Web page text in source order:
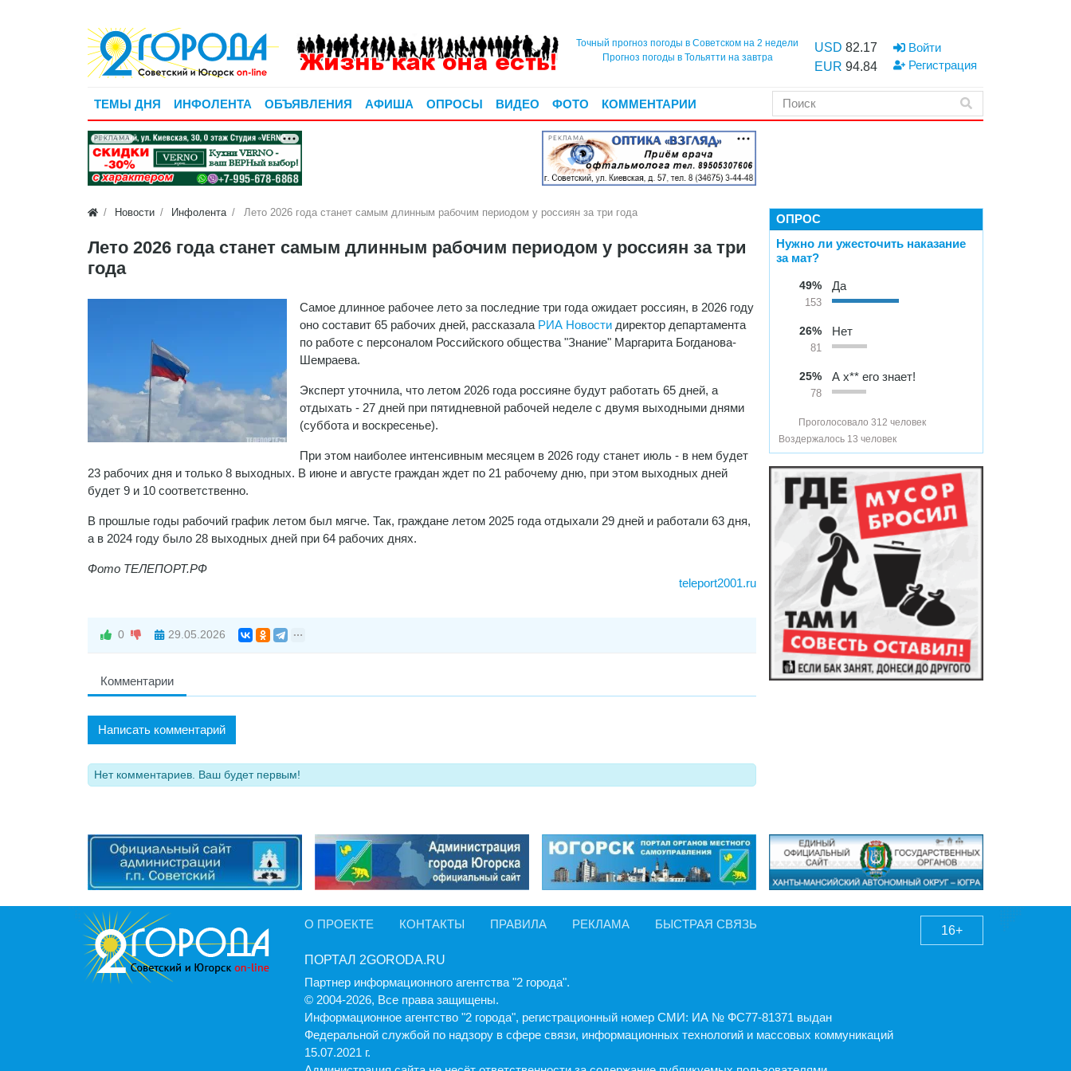
Точный прогноз погоды в Советском на 2 недели
Прогноз погоды в Тольятти на завтра
USD 82.17
EUR 94.84
Войти
Регистрация
ТЕМЫ ДНЯ ИНФОЛЕНТА ОБЪЯВЛЕНИЯ АФИША ОПРОСЫ ВИДЕО ФОТО КОММЕНТАРИИ
РЕКЛАМА РЕКЛАМА
Новости Инфолента Лето 2026 года станет самым длинным рабочим периодом у россиян за три года
Лето 2026 года станет самым длинным рабочим периодом у россиян за три
года
Самое длинное рабочее лето за последние три года ожидает россиян, в 2026 году
оно составит 65 рабочих дней, рассказала РИА Новости директор департамента
по работе с персоналом Российского общества "Знание" Маргарита Богданова-
Шемраева.
Эксперт уточнила, что летом 2026 года россияне будут работать 65 дней, а
отдыхать - 27 дней при пятидневной рабочей неделе с двумя выходными днями
(суббота и воскресенье).
При этом наиболее интенсивным месяцем в 2026 году станет июль - в нем будет
23 рабочих дня и только 8 выходных. В июне и августе граждан ждет по 21 рабочему дню, при этом выходных дней
будет 9 и 10 соответственно.
В прошлые годы рабочий график летом был мягче. Так, граждане летом 2025 года отдыхали 29 дней и работали 63 дня,
а в 2024 году было 28 выходных дней при 64 рабочих днях.
Фото ТЕЛЕПОРТ.РФ
teleport2001.ru
0 29.05.2026
Комментарии
Написать комментарий
Нет комментариев. Ваш будет первым!
ОПРОС
Нужно ли ужесточить наказание
за мат?
49%
153
Да
26%
81
Нет
25%
78
А х** его знает!
Проголосовало 312 человек
Воздержалось 13 человек
О ПРОЕКТЕ КОНТАКТЫ ПРАВИЛА РЕКЛАМА БЫСТРАЯ СВЯЗЬ
ПОРТАЛ 2GORODA.RU
Партнер информационного агентства "2 города".
© 2004-2026, Все права защищены.
Информационное агентство "2 города", регистрационный номер СМИ: ИА № ФС77-81371 выдан
Федеральной службой по надзору в сфере связи, информационных технологий и массовых коммуникаций
15.07.2021 г.
16+